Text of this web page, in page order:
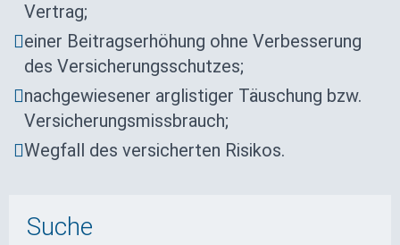
Vertrag;
einer Beitragserhöhung ohne Verbesserung
des Versicherungsschutzes;
nachgewiesener arglistiger Täuschung bzw.
Versicherungsmissbrauch;
Wegfall des versicherten Risikos.
Suche